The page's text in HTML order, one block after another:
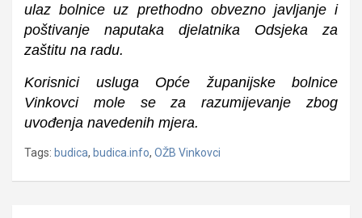
ulaz bolnice uz prethodno obvezno javljanje i
poštivanje naputaka djelatnika Odsjeka za
zaštitu na radu.
Korisnici usluga Opće županijske bolnice
Vinkovci mole se za razumijevanje zbog
uvođenja navedenih mjera.
Tags: budica, budica.info, OŽB Vinkovci